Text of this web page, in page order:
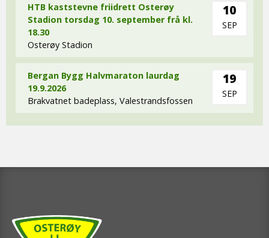
HTB kaststevne friidrett Osterøy
Stadion torsdag 10. september frå kl.
18.30
Osterøy Stadion
10
SEP
Bergan Bygg Halvmaraton laurdag
19.9.2026
Brakvatnet badeplass, Valestrandsfossen
19
SEP